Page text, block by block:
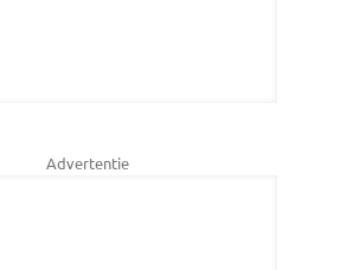
Advertentie